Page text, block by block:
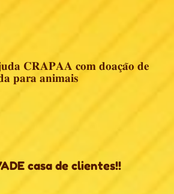
𝐂𝐑𝐀𝐏𝐀𝐀 𝐜𝐨𝐦 𝐝𝐨𝐚𝐜̧𝐚̃𝐨 𝐝𝐞
𝐩𝐚𝐫𝐚 𝐚𝐧𝐢𝐦𝐚𝐢𝐬
casa de clientes!!